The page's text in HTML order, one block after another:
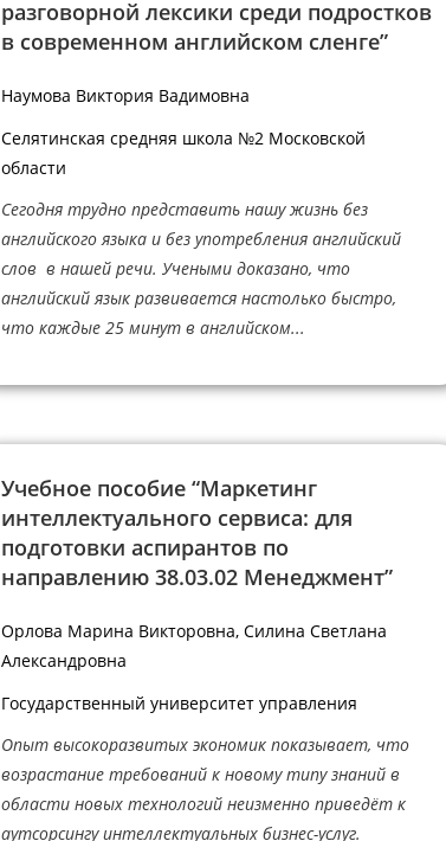
разговорной лексики среди подростков
в современном английском сленге”
Наумова Виктория Вадимовна
Селятинская средняя школа №2 Московской
области
Сегодня трудно представить нашу жизнь без
английского языка и без употребления английский
слов в нашей речи. Учеными доказано, что
английский язык развивается настолько быстро,
что каждые 25 минут в английском...
Учебное пособие “Маркетинг
интеллектуального сервиса: для
подготовки аспирантов по
направлению 38.03.02 Менеджмент”
Орлова Марина Викторовна, Силина Светлана
Александровна
Государственный университет управления
Опыт высокоразвитых экономик показывает, что
возрастание требований к новому типу знаний в
области новых технологий неизменно приведёт к
аутсорсингу интеллектуальных бизнес-услуг.